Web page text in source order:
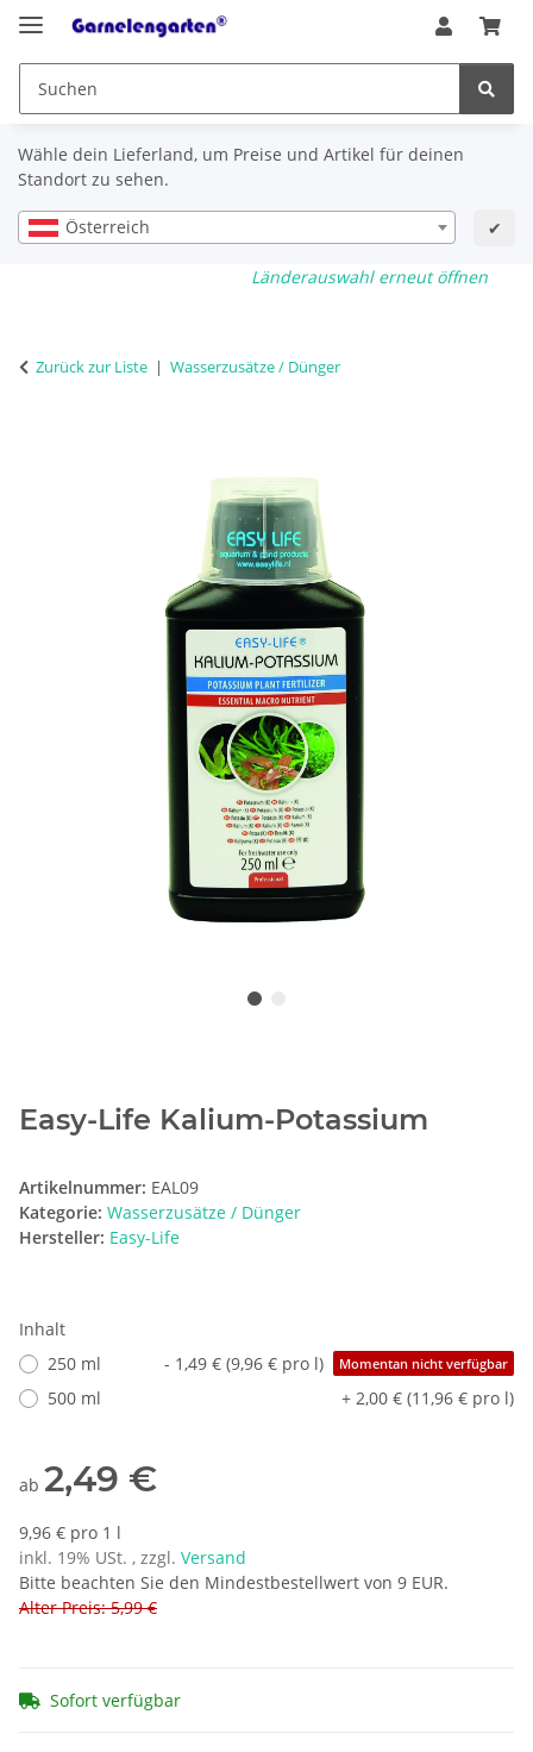
Wähle dein Lieferland, um Preise und Artikel für deinen
Standort zu sehen.
Österreich ✔
Länderauswahl erneut öffnen
Zurück zur Liste Wasserzusätze / Dünger
Easy-Life Kalium-Potassium
Artikelnummer: EAL09
Kategorie: Wasserzusätze / Dünger
Hersteller: Easy-Life
Inhalt
250 ml
- 1,49 € (9,96 € pro l) Momentan nicht verfügbar
500 ml + 2,00 € (11,96 € pro l)
ab 2,49 €
9,96 € pro 1 l
inkl. 19% USt. , zzgl. Versand
Bitte beachten Sie den Mindestbestellwert von 9 EUR.
Alter Preis: 5,99 €
Sofort verfügbar